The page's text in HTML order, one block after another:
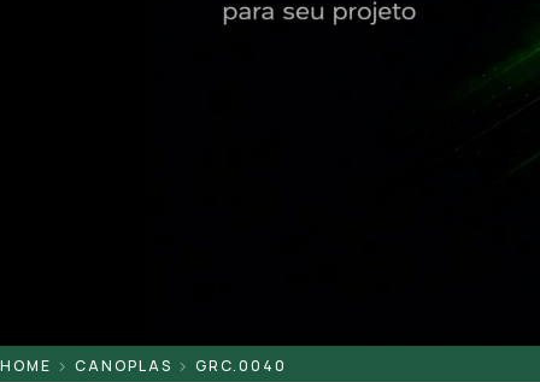
HOME CANOPLAS GRC.0040